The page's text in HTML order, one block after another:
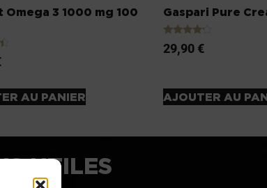
3 1000 mg 100
AU PANIER
Gaspari Pure
Note
4.00
29,90 €
AJOUTER AU
UTILES